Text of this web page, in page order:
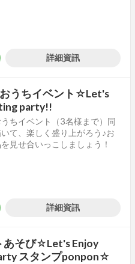
詳細資訊
うちイベント☆Let's
party!!
ちイベント（3名様まで）同
て、楽しく盛り上がろう♪お
見せ合いっこしましょう！
詳細資訊
そび☆Let's Enjoy
スタンプponpon☆